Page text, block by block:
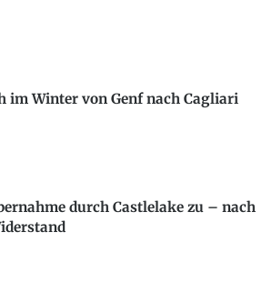
im Winter von Genf nach Cagliari
durch Castlelake zu – nach